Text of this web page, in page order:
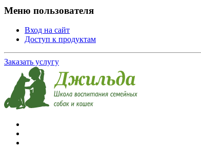
Меню пользователя
Вход на сайт
Доступ к продуктам
Заказать услугу